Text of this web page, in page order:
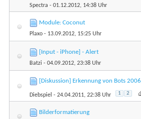
Spectra - 01.12.2012, 14:38 Uhr
Module: Coconut
Plaxo - 13.09.2012, 15:25 Uhr
[Input - iPhone] - Alert
Batzi - 04.09.2012, 23:38 Uhr
[Diskussion] Erkennung von Bots 2006
Diebspiel - 24.04.2011, 22:38 Uhr 1 2
Bilderformatierung